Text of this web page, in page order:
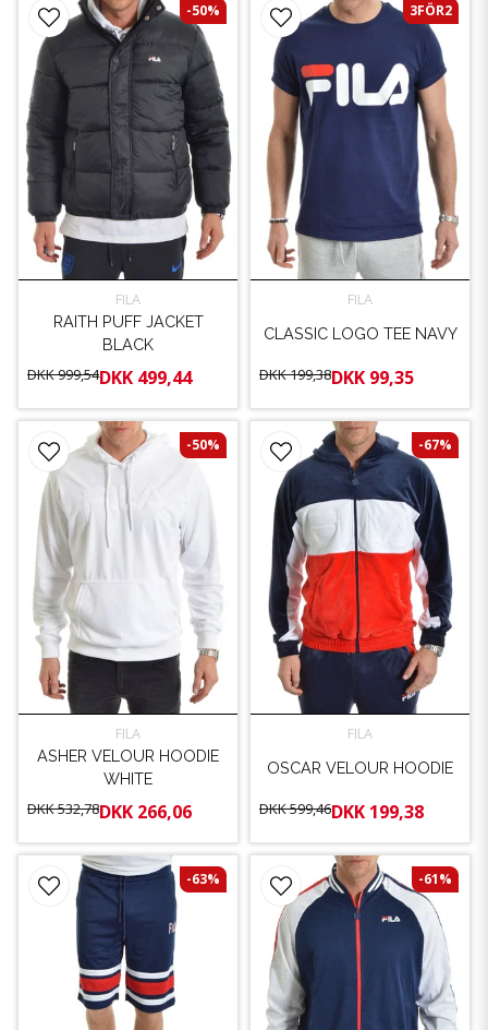
FILA
RAITH PUFF JACKET
BLACK
DKK 999,54DKK 499,44
-50%
FILA
CLASSIC LOGO TEE NAVY
DKK 199,38DKK 99,35
3FÖR2
FILA
ASHER VELOUR HOODIE
WHITE
DKK 532,78DKK 266,06
-50%
FILA
OSCAR VELOUR HOODIE
DKK 599,46DKK 199,38
-67%
-63% -61%